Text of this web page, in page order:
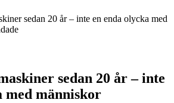
sedan 20 år – inte en enda olycka med
sedan 20 år – inte
med människor